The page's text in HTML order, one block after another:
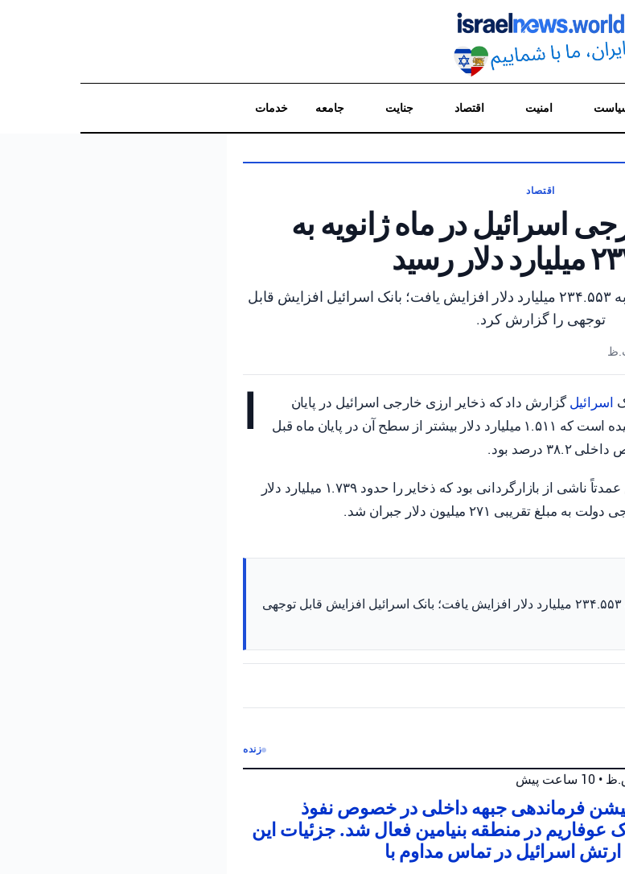
امنیت اقتصاد جنایت جامعه خدمات
جستجو
اقتصاد
اسرائیل در ماه ژانویه به
رسید
ذخایر ارزی اسرائیل در فوریه ۲۰۲۶ به ۲۳۴.۵۵۳ میلیارد دلار افزایش یافت؛ بانک اسرائیل افزایش قابل
توجهی را گزارش کرد.
اسرائیل گزارش داد که ذخایر ارزی خارجی اسرائیل در پایان
فوریه ۲۰۲۶ به ۲۳۴.۵۵۳ میلیارد دلار رسیده است که ۱.۵۱۱ میلیارد دلار بیشتر از سطح آن در پایان ماه قبل
درصد بود.
توضیح داد که این افزایش عمدتاً ناشی از بازارگردانی بود که ذخایر را حدود ۱.۷۳۹ میلیارد دلار
۲۷۱ میلیون دلار جبران شد.
ذخایر ارزی اسرائیل در فوریه ۲۰۲۶ به ۲۳۴.۵۵۳ میلیارد دلار افزایش یافت؛ بانک اسرائیل افزایش قابل توجهی
زنده
• 10 ساعت پیش
فرماندهی جبهه داخلی در خصوص نفوذ
در منطقه بنیامین فعال شد. جزئیات این
اسرائیل در تماس مداوم با